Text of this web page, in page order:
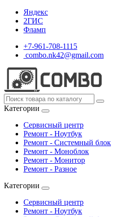
Яндекс
2ГИС
Фламп
+7-961-708-1115
combo.nk42@gmail.com
Категории
Сервисный центр
Ремонт - Ноутбук
Ремонт - Системный блок
Ремонт - Моноблок
Ремонт - Монитор
Ремонт - Разное
Категории
Сервисный центр
Ремонт - Ноутбук